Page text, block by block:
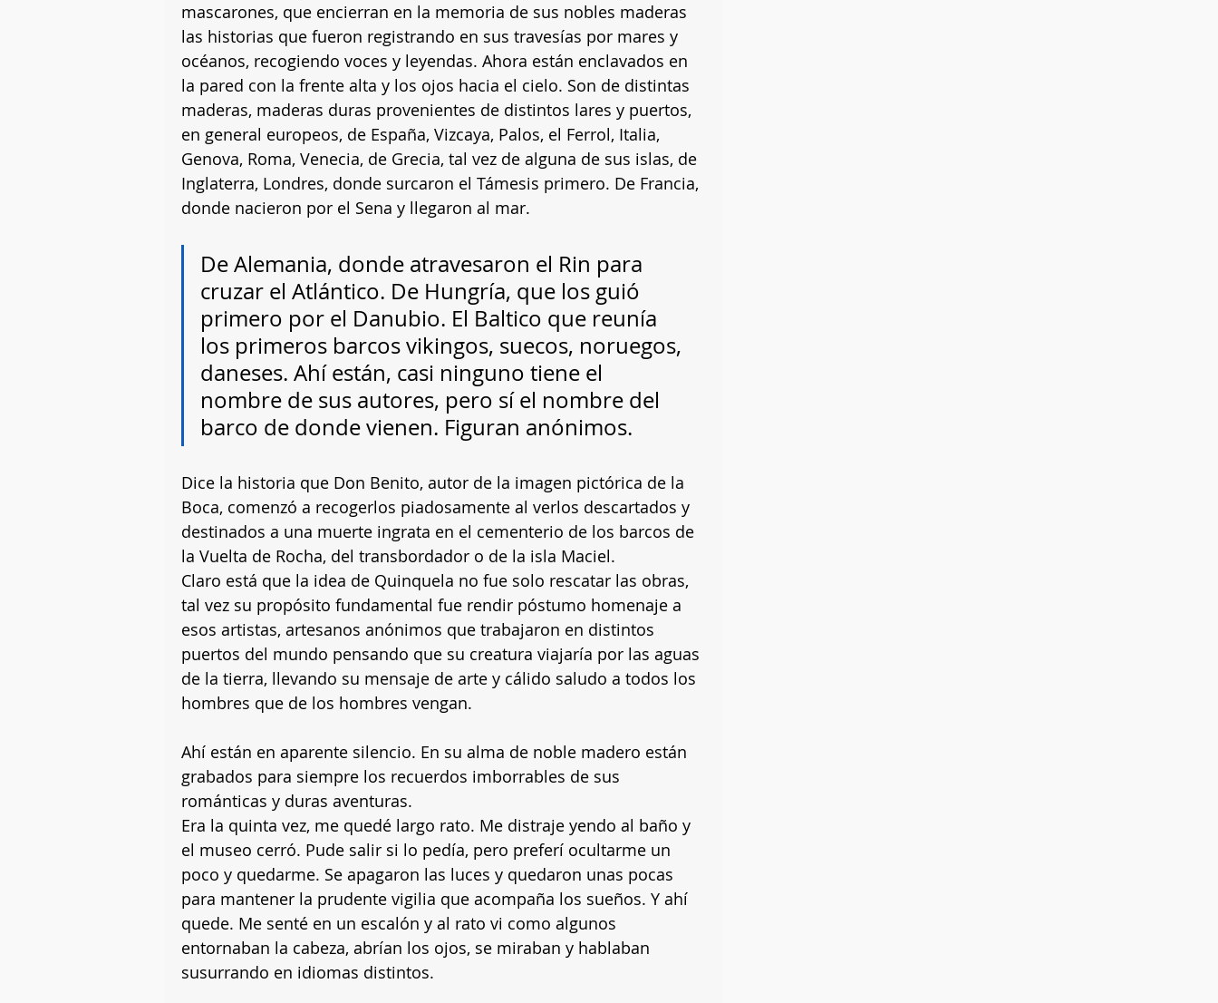
mascarones, que encierran en la memoria de sus nobles maderas
las historias que fueron registrando en sus travesías por mares y
océanos, recogiendo voces y leyendas. Ahora están enclavados en
la pared con la frente alta y los ojos hacia el cielo. Son de distintas
maderas, maderas duras provenientes de distintos lares y puertos,
en general europeos, de España, Vizcaya, Palos, el Ferrol, Italia,
Genova, Roma, Venecia, de Grecia, tal vez de alguna de sus islas, de
Inglaterra, Londres, donde surcaron el Támesis primero. De Francia,
donde nacieron por el Sena y llegaron al mar.
De Alemania, donde atravesaron el Rin para
cruzar el Atlántico. De Hungría, que los guió
primero por el Danubio. El Baltico que reunía
los primeros barcos vikingos, suecos, noruegos,
daneses. Ahí están, casi ninguno tiene el
nombre de sus autores, pero sí el nombre del
barco de donde vienen. Figuran anónimos.
Dice la historia que Don Benito, autor de la imagen pictórica de la
Boca, comenzó a recogerlos piadosamente al verlos descartados y
destinados a una muerte ingrata en el cementerio de los barcos de
la Vuelta de Rocha, del transbordador o de la isla Maciel.
Claro está que la idea de Quinquela no fue solo rescatar las obras,
tal vez su propósito fundamental fue rendir póstumo homenaje a
esos artistas, artesanos anónimos que trabajaron en distintos
puertos del mundo pensando que su creatura viajaría por las aguas
de la tierra, llevando su mensaje de arte y cálido saludo a todos los
hombres que de los hombres vengan.
Ahí están en aparente silencio. En su alma de noble madero están
grabados para siempre los recuerdos imborrables de sus
románticas y duras aventuras.
Era la quinta vez, me quedé largo rato. Me distraje yendo al baño y
el museo cerró. Pude salir si lo pedía, pero preferí ocultarme un
poco y quedarme. Se apagaron las luces y quedaron unas pocas
para mantener la prudente vigilia que acompaña los sueños. Y ahí
quede. Me senté en un escalón y al rato vi como algunos
entornaban la cabeza, abrían los ojos, se miraban y hablaban
susurrando en idiomas distintos.